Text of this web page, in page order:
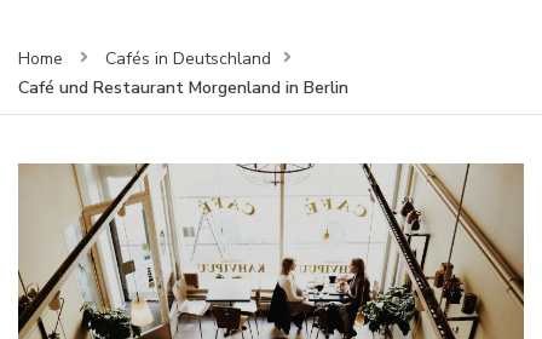
Home
Cafés in Deutschland
Café und Restaurant Morgenland in Berlin